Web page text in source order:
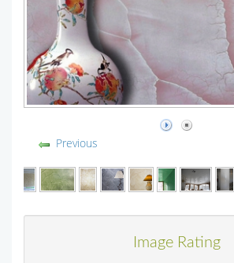
Previous
Image Rating